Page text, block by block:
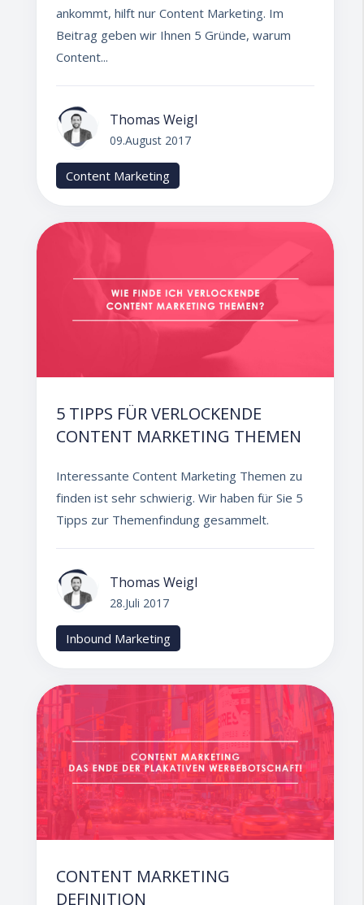
ankommt, hilft nur Content Marketing. Im
Beitrag geben wir Ihnen 5 Gründe, warum
Content...
Thomas Weigl
09.August 2017
Content Marketing
5 TIPPS FÜR VERLOCKENDE
CONTENT MARKETING THEMEN
Interessante Content Marketing Themen zu
finden ist sehr schwierig. Wir haben für Sie 5
Tipps zur Themenfindung gesammelt.
Thomas Weigl
28.Juli 2017
Inbound Marketing
CONTENT MARKETING
DEFINITION